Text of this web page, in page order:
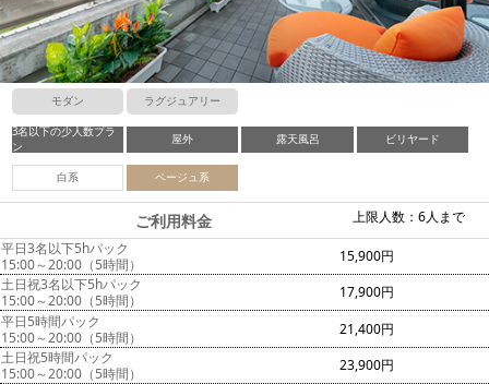
モダン ラグジュアリー
3名以下の少人数プラ
ン
屋外 露天風呂 ビリヤード
白系 ベージュ系
上限人数：6人まで
ご利用料金
平日3名以下5hパック
15:00～20:00（5時間）
15,900円
土日祝3名以下5hパック
15:00～20:00（5時間）
17,900円
平日5時間パック
15:00～20:00（5時間）
21,400円
土日祝5時間パック
15:00～20:00（5時間）
23,900円